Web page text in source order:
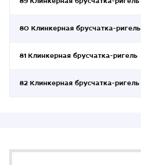
80 Клинкерная брусчатка-ригель
81 Клинкерная брусчатка-ригель
82 Клинкерная брусчатка-ригель